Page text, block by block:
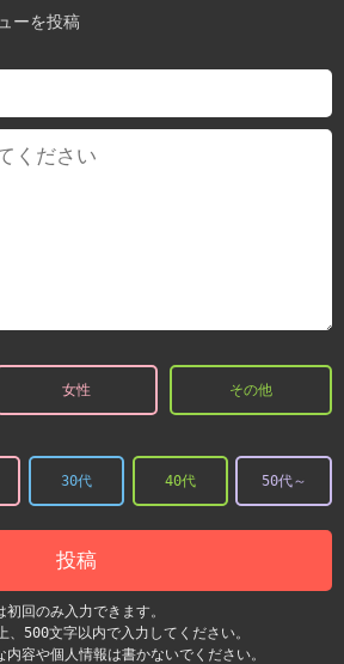
ーを投稿
女性 その他
30代 40代 50代～
投稿
回のみ入力できます。
500文字以内で入力してください。
容や個人情報は書かないでください。